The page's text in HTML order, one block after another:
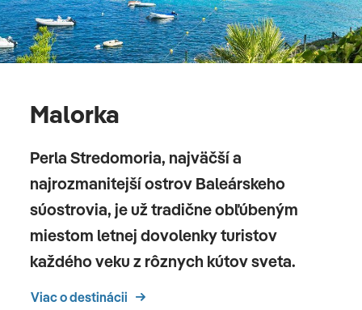
Malorka
Perla Stredomoria, najväčší a
najrozmanitejší ostrov Baleárskeho
súostrovia, je už tradične obľúbeným
miestom letnej dovolenky turistov
každého veku z rôznych kútov sveta.
Viac o destinácii